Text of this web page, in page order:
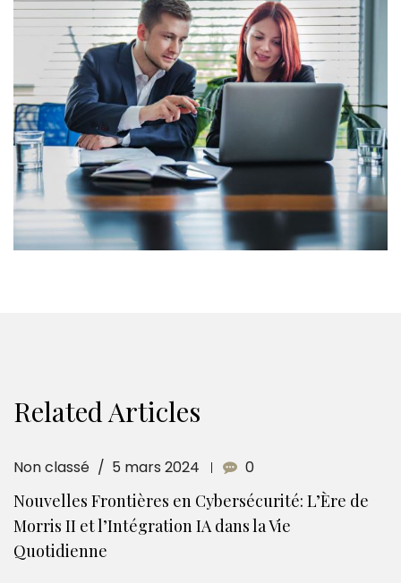
Related Articles
Non classé 5 mars 2024 0
Nouvelles Frontières en Cybersécurité: L’Ère de
Morris II et l’Intégration IA dans la Vie
Quotidienne